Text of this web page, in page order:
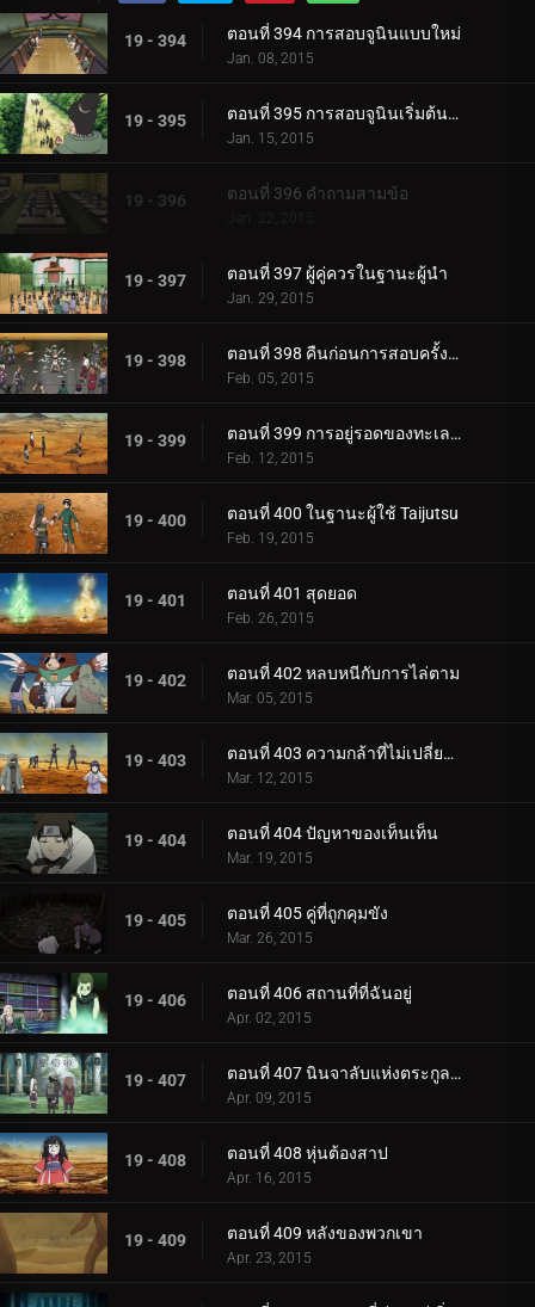
19 - 394 ตอนที่ 394 การสอบจูนินแบบใหม่
Jan. 08, 2015
19 - 395 ตอนที่ 395 การสอบจูนินเริ่มต้นขึ้นแล้ว!
Jan. 15, 2015
19 - 396 ตอนที่ 396 คำถามสามข้อ
Jan. 22, 2015
19 - 397 ตอนที่ 397 ผู้คู่ควรในฐานะผู้นำ
Jan. 29, 2015
19 - 398 ตอนที่ 398 คืนก่อนการสอบครั้งที่สอง
Feb. 05, 2015
19 - 399 ตอนที่ 399 การอยู่รอดของทะเลทรายปีศาจ
Feb. 12, 2015
19 - 400 ตอนที่ 400 ในฐานะผู้ใช้ Taijutsu
Feb. 19, 2015
19 - 401 ตอนที่ 401 สุดยอด
Feb. 26, 2015
19 - 402 ตอนที่ 402 หลบหนีกับการไล่ตาม
Mar. 05, 2015
19 - 403 ตอนที่ 403 ความกล้าที่ไม่เปลี่ยนแปลง
Mar. 12, 2015
19 - 404 ตอนที่ 404 ปัญหาของเท็นเท็น
Mar. 19, 2015
19 - 405 ตอนที่ 405 คู่ที่ถูกคุมขัง
Mar. 26, 2015
19 - 406 ตอนที่ 406 สถานที่ที่ฉันอยู่
Apr. 02, 2015
19 - 407 ตอนที่ 407 นินจาลับแห่งตระกูลยามานากะ
Apr. 09, 2015
19 - 408 ตอนที่ 408 หุ่นต้องสาป
Apr. 16, 2015
19 - 409 ตอนที่ 409 หลังของพวกเขา
Apr. 23, 2015